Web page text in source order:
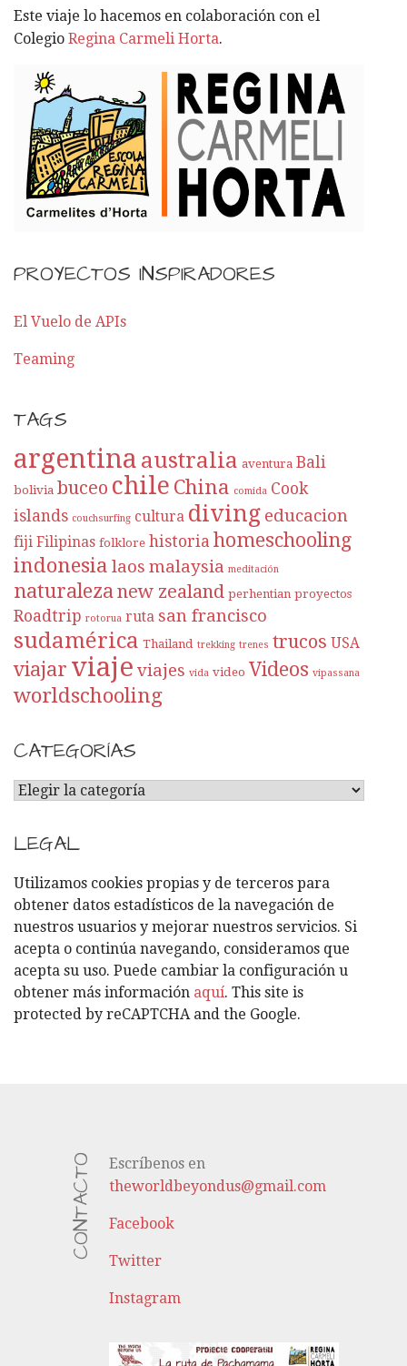
R
:
Este viaje lo hacemos en colaboración con el
Colegio Regina Carmeli Horta.
PROYECTOS INSPIRADORES
El Vuelo de APIs
Teaming
TAGS
argentina australia aventura Bali
bolivia buceo chile China comida Cook
islands couchsurfing cultura diving educacion
fiji Filipinas folklore historia homeschooling
indonesia laos malaysia meditación
naturalezanew zealand perhentian proyectos
Roadtrip rotorua ruta san francisco
sudamérica Thailand trekking trenes trucos USA
viajar viaje viajes vida video Videos vipassana
worldschooling
CATEGORÍAS
C
T
E
G
O
R
Í
A
S
LEGAL
Utilizamos cookies propias y de terceros para
obtener datos estadísticos de la navegación de
nuestros usuarios y mejorar nuestros servicios. Si
acepta o continúa navegando, consideramos que
acepta su uso. Puede cambiar la configuración u
obtener más información aquí. This site is
protected by reCAPTCHA and the Google.
CONTACTO
Escríbenos en
theworldbeyondus@gmail.com
Facebook
Twitter
Instagram